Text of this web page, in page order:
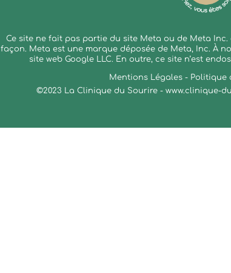
Ce site ne fait pas partie du site Meta ou de Meta
façon. Meta est une marque déposée de Meta, Inc. À
site web Google LLC. En outre, ce site n’est
Mentions Légales -
©2023 La Clinique du Sourire -www.clinique-